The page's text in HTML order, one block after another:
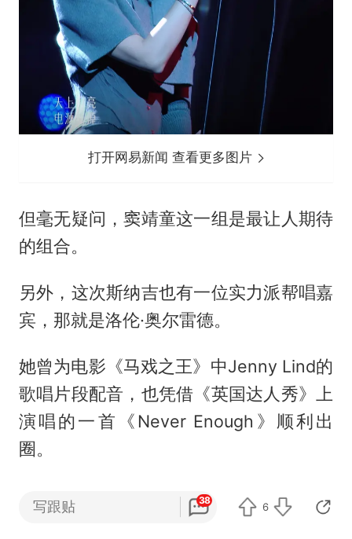
打开网易新闻 查看更多图片
但毫无疑问，窦靖童这一组是最让人期待
的组合。
另外，这次斯纳吉也有一位实力派帮唱嘉
宾，那就是洛伦·奥尔雷德。
她曾为电影《马戏之王》中Jenny Lind的
歌唱片段配音，也凭借《英国达人秀》上
演唱的一首《Never Enough》顺利出
圈。
写跟贴 38
6